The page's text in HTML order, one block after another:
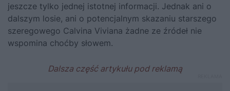
jeszcze tylko jednej istotnej informacji. Jednak ani o
dalszym losie, ani o potencjalnym skazaniu starszego
szeregowego Calvina Viviana żadne ze źródeł nie
wspomina choćby słowem.